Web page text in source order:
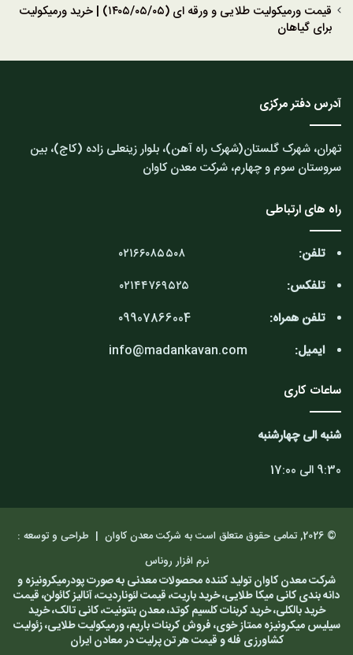
قیمت ورمیکولیت طلایی و ورقه ای (۱۴۰۵/۰۵/۰۵) | خرید ورمیکولیت
برای گیاهان
آدرس دفتر مرکزی
تهران، شهرک گلستان(شهرک راه آهن)، بلوار زینعلی زاده (کاج)، بین
سروستان سوم و چهارم، شرکت معدن کاوان
راه های ارتباطی
تلفن: ۰۲۱۶۶۰۸۵۵۰۸
تلفکس: ۰۲۱۴۴۷۶۹۵۲۵
تلفن همراه:
ایمیل: info@madankavan.com
ساعات کاری
شنبه الی چهارشنبه
9:30 الی 17:00
© 2026, تمامی حقوق متعلق است به شرکت معدن کاوان |
طراحی و توسعه :
نرم افزار روناس
شرکت معدن کاوان تولید کننده محصولات معدنی به صورت پودرمیکرونیزه و
دانه بندی کانی میکا طلایی، خرید باریت، قیمت لئوناردیت، آنالیز کائولن، قیمت
خرید بالکلی، خرید کربنات کلسیم کوتد، معدن بنتونیت، کانی تالک، خرید
سیلیس میکرونیزه ممتاز خوی، فروش کربنات باریم، ورمیکولیت طلایی، زئولیت
کشاورزی فله و قیمت هر تن پرلیت در معادن ایران